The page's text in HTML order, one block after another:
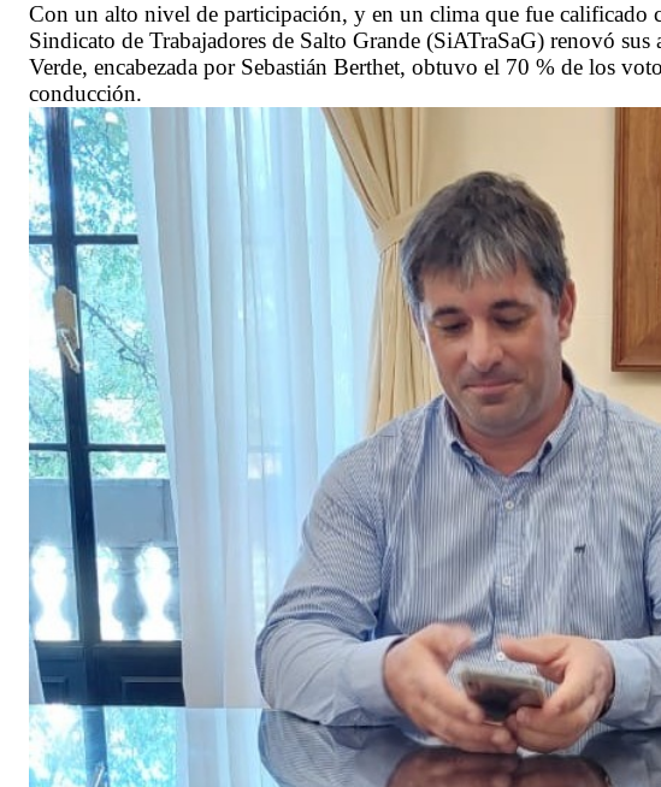
Con un alto nivel de participación, y en un clima que fue calificado
Sindicato de Trabajadores de Salto Grande (SiATraSaG) renovó
Verde, encabezada por Sebastián Berthet, obtuvo el 70 % de los
conducción.